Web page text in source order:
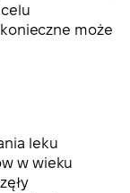
może
leku
w wieku